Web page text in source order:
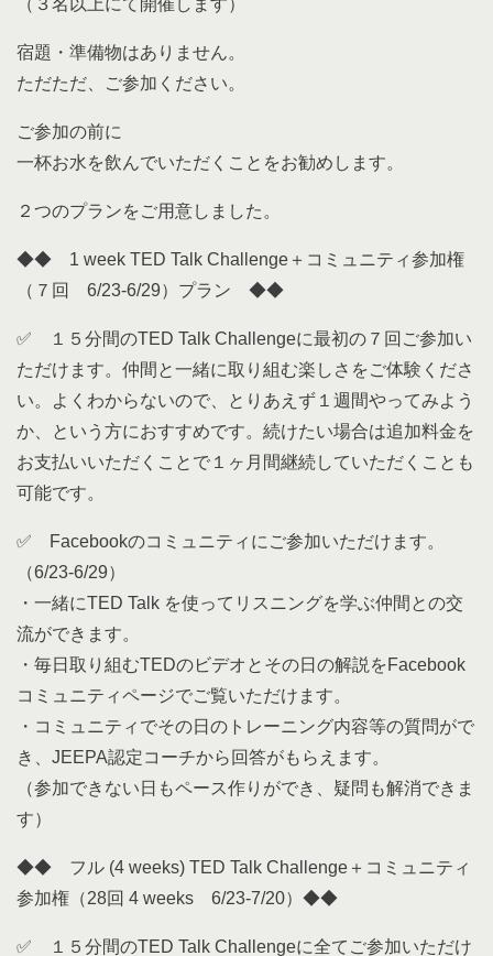
宿題・準備物はありません。
ただただ、ご参加ください。
ご参加の前に
一杯お水を飲んでいただくことをお勧めします。
２つのプランをご用意しました。
◆◆ 1 week TED Talk Challenge＋コミュニティ参加権
（７回 6/23-6/29）プラン ◆◆
✅ １５分間のTED Talk Challengeに最初の７回ご参加い
ただけます。仲間と一緒に取り組む楽しさをご体験くださ
い。よくわからないので、とりあえず１週間やってみよう
か、という方におすすめです。続けたい場合は追加料金を
お支払いいただくことで１ヶ月間継続していただくことも
可能です。
✅ Facebookのコミュニティにご参加いただけます。
（6/23-6/29）
・一緒にTED Talk を使ってリスニングを学ぶ仲間との交
流ができます。
・毎日取り組むTEDのビデオとその日の解説をFacebook
コミュニティページでご覧いただけます。
・コミュニティでその日のトレーニング内容等の質問がで
き、JEEPA認定コーチから回答がもらえます。
（参加できない日もペース作りができ、疑問も解消できま
す）
◆◆ フル (4 weeks) TED Talk Challenge＋コミュニティ
参加権（28回 4 weeks 6/23-7/20）◆◆
✅ １５分間のTED Talk Challengeに全てご参加いただけ